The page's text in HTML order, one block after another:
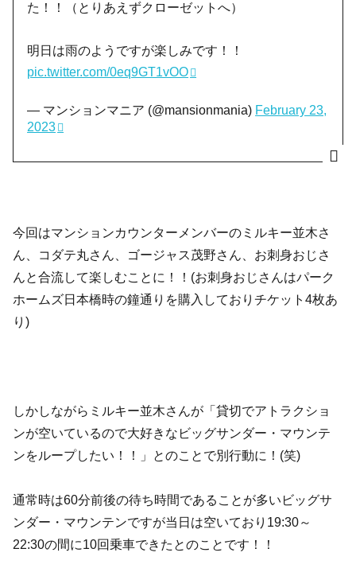
た！！（とりあえずクローゼットへ）
明日は雨のようですが楽しみです！！
pic.twitter.com/0eq9GT1vOO
— マンションマニア (@mansionmania) February 23,
2023
今回はマンションカウンターメンバーのミルキー並木さ
ん、コダテ丸さん、ゴージャス茂野さん、お刺身おじさ
んと合流して楽しむことに！！(お刺身おじさんはパーク
ホームズ日本橋時の鐘通りを購入しておりチケット4枚あ
り)
しかしながらミルキー並木さんが「貸切でアトラクショ
ンが空いているので大好きなビッグサンダー・マウンテ
ンをループしたい！！」とのことで別行動に！(笑)
通常時は60分前後の待ち時間であることが多いビッグサ
ンダー・マウンテンですが当日は空いており19:30～
22:30の間に10回乗車できたとのことです！！